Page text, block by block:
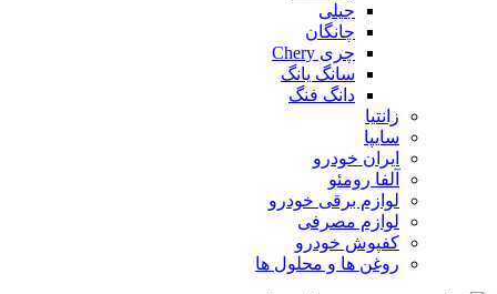
جیلی
چانگان
چری Chery
سانگ یانگ
دانگ فنگ
زانتیا
سایپا
ایران خودرو
آلفا رومئو
لوازم برقی خودرو
لوازم مصرفی
کفپوش خودرو
روغن ها و محلول ها